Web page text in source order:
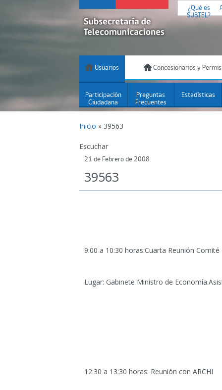
¿Qué es
SUBTEL?
Usuarios Concesionarios y
Participación
Ciudadana
Preguntas
Frecuentes
Estadísticas
Inicio » 39563
Escuchar
21 de Febrero de 2008
39563
9:00 a 10:30 horas:Cuarta Reunión
Lugar: Gabinete Ministro de
12:30 a 13:30 horas: Reunión con ARCHI